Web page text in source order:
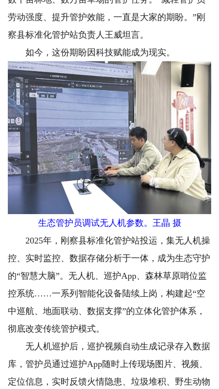
劳动强度、提升管护效能，一直是大家的期盼。”刚
察县标准化管护站负责人王威坦言。
如今，这份期盼因科技赋能成为现实。
生态管护员调试无人机参数。王晶 摄
2025年，刚察县标准化管护站投运，集无人机操
控、实时监控、数据存储分析于一体，成为生态守护
的“智慧大脑”。无人机、巡护App、森林草原哨位监
控系统……一系列智能化设备陆续上岗，构建起“空
中巡航、地面联动、数据支撑”的立体化管护体系，
彻底改变传统管护模式。
无人机巡护后，巡护视频自动生成记录存入数据
库，管护员通过巡护App随时上传现场图片、视频、
定位信息，实时反馈火情隐患、垃圾堆积、野生动物